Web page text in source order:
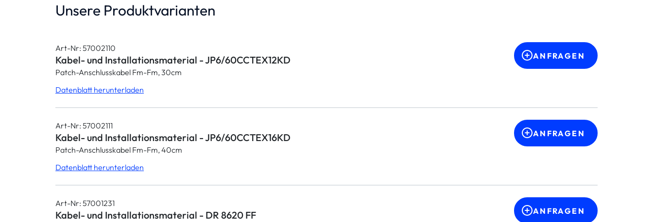
Unsere Produktvarianten
Art-Nr: 57002110
Kabel- und Installationsmaterial - JP6/60CCTEX12KD
Patch-Anschlusskabel Fm-Fm, 30cm
Datenblatt herunterladen
ANFRAGEN
Art-Nr: 57002111
Kabel- und Installationsmaterial - JP6/60CCTEX16KD
Patch-Anschlusskabel Fm-Fm, 40cm
Datenblatt herunterladen
ANFRAGEN
Art-Nr: 57001231
Kabel- und Installationsmaterial - DR 8620 FF ANFRAGEN